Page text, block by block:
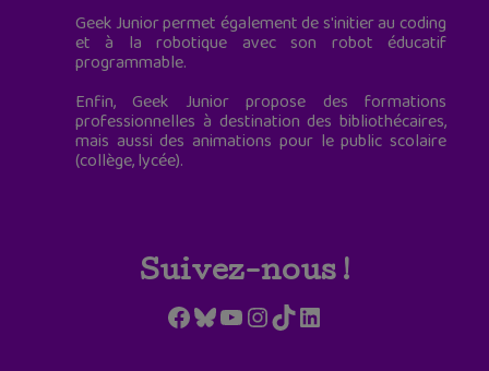
Geek Junior permet également de s'initier au coding
et à la robotique avec son robot éducatif
programmable.
Enfin, Geek Junior propose des formations
professionnelles à destination des bibliothécaires,
mais aussi des animations pour le public scolaire
(collège, lycée).
Suivez-nous !
Facebook
Bluesky
YouTube
Instagram
TikTokLinkedIn